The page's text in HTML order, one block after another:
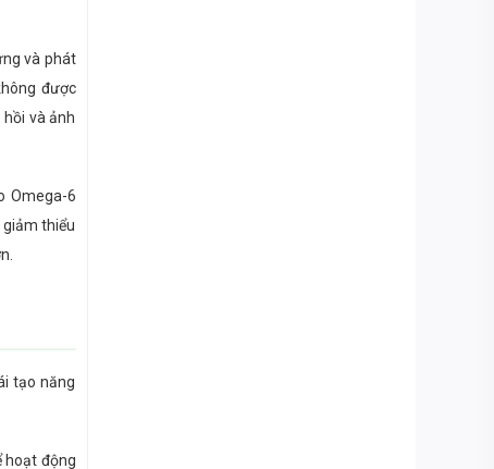
và phát
được
và ảnh
Omega-6
thiểu
tạo năng
hoạt động